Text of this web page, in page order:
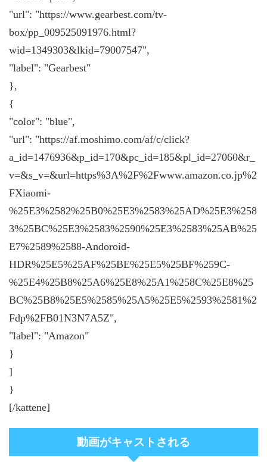
"url": "https://www.gearbest.com/tv-
box/pp_009525091976.html?
wid=1349303&lkid=79007547",
"label": "Gearbest"
},
{
"color": "blue",
"url": "https://af.moshimo.com/af/c/click?
a_id=1476936&p_id=170&pc_id=185&pl_id=27060&r_
v=&s_v=&url=https%3A%2F%2Fwww.amazon.co.jp%2
FXiaomi-
%25E3%2582%25B0%25E3%2583%25AD%25E3%258
3%25BC%25E3%2583%2590%25E3%2583%25AB%25
E7%2589%2588-Andoroid-
HDR%25E5%25AF%25BE%25E5%25BF%259C-
%25E4%25B8%25A6%25E8%25A1%258C%25E8%25
BC%25B8%25E5%2585%25A5%25E5%2593%2581%2
Fdp%2FB01N3N7A5Z",
"label": "Amazon"
}
]
}
[/kattene]
動画がキャストされる